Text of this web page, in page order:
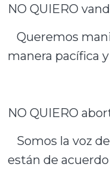
NO QUIERO
Queremos
manera pacífica
NO QUIERO
Somos la voz
están de